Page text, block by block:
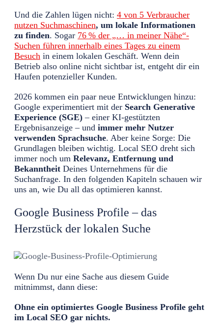
Und die Zahlen lügen nicht: 4 von 5 Verbraucher
nutzen Suchmaschinen, um lokale Informationen
zu finden. Sogar 76 % der „… in meiner Nähe“-
Suchen führen innerhalb eines Tages zu einem
Besuch in einem lokalen Geschäft. Wenn dein
Betrieb also online nicht sichtbar ist, entgeht dir ein
Haufen potenzieller Kunden.
2026 kommen ein paar neue Entwicklungen hinzu:
Google experimentiert mit der Search Generative
Experience (SGE) – einer KI-gestützten
Ergebnisanzeige – und immer mehr Nutzer
verwenden Sprachsuche. Aber keine Sorge: Die
Grundlagen bleiben wichtig. Local SEO dreht sich
immer noch um Relevanz, Entfernung und
Bekanntheit Deines Unternehmens für die
Suchanfrage. In den folgenden Kapiteln schauen wir
uns an, wie Du all das optimieren kannst.
Google Business Profile – das
Herzstück der lokalen Suche
Wenn Du nur eine Sache aus diesem Guide
mitnimmst, dann diese:
Ohne ein optimiertes Google Business Profile geht
im Local SEO gar nichts.